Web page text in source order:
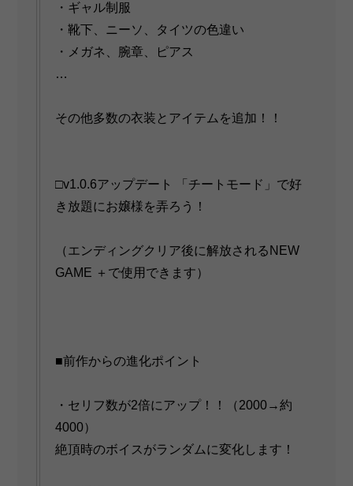
・ギャル制服
・靴下、ニーソ、タイツの色違い
・メガネ、腕章、ピアス
…
その他多数の衣装とアイテムを追加！！
□v1.0.6アップデート 「チートモード」で好
き放題にお嬢様を弄ろう！
（エンディングクリア後に解放されるNEW
GAME ＋で使用できます）
■前作からの進化ポイント
・セリフ数が2倍にアップ！！（2000→約
4000）
絶頂時のボイスがランダムに変化します！